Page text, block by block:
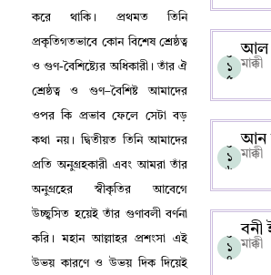
করে থাকি। প্রথমত তিনি
প্রকৃতিগতভাবে কোন বিশেষ শ্রেষ্ঠত্ব
ও গুণ-বৈশিষ্ট্যের অধিকারী।তাঁর ঐ
শ্রেষ্ঠত্ব ও গুণ–বৈশিষ্ট আমাদের
ওপর কি প্রভাব ফেলে সেটা বড়
কথা নয়।দ্বিতীয়ত তিনি আমাদের
প্রতি অনুগ্রহকারী এবং আমরা তাঁর
অনুগ্রহের স্বীকৃতির আবেগে
উচ্ছ্বসিত হয়েই তাঁর গুণাবলী বর্ণনা
করি । মহান আল্লাহর প্রশংসা এই
উভয় কারণে ও উভয় দিক দিয়েই
০
১
৫
আল
মাক্কী
০
১
৬
আন
মাক্কী
০
১
৭
বনী
মাক্কী